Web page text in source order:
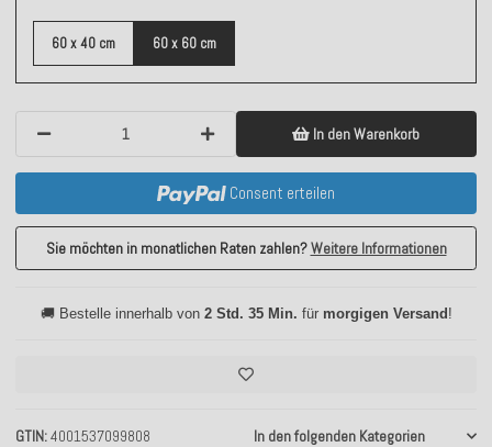
GTIN 4001537099808 In den folgenden Kategorien
60 x 40 cm 60 x 60 cm
In den Warenkorb
Consent erteilen
Sie möchten in monatlichen Raten zahlen?Weitere Informationen
🚚 Bestelle innerhalb von 2 Std. 35 Min. für morgigen Versand !